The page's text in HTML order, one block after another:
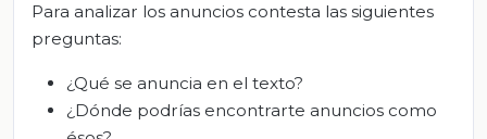
Para analizar los anuncios contesta las siguientes
preguntas:
¿Qué se anuncia en el texto?
¿Dónde podrías encontrarte anuncios como